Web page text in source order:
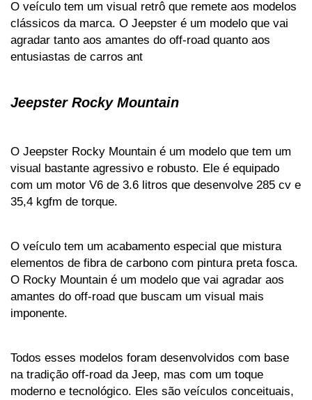
O veículo tem um visual retrô que remete aos modelos
clássicos da marca. O Jeepster é um modelo que vai
agradar tanto aos amantes do off-road quanto aos
entusiastas de carros ant
Jeepster Rocky Mountain
O Jeepster Rocky Mountain é um modelo que tem um
visual bastante agressivo e robusto. Ele é equipado
com um motor V6 de 3.6 litros que desenvolve 285 cv e
35,4 kgfm de torque.
O veículo tem um acabamento especial que mistura
elementos de fibra de carbono com pintura preta fosca.
O Rocky Mountain é um modelo que vai agradar aos
amantes do off-road que buscam um visual mais
imponente.
Todos esses modelos foram desenvolvidos com base
na tradição off-road da Jeep, mas com um toque
moderno e tecnológico. Eles são veículos conceituais,